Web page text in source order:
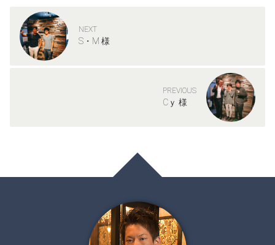
NEXT
S・M 様
PREVIOUS
Cｙ 様